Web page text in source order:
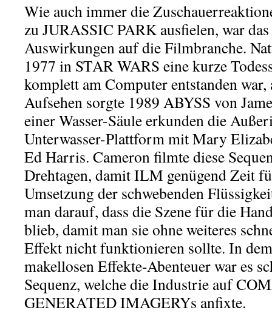
Wie auch immer die
zu JURASSIC PARK ausfielen, war
Auswirkungen auf die Filmbranche.
1977 in STAR WARS eine kurze
komplett am Computer entstanden
Aufsehen sorgte 1989 ABYSS von
einer Wasser-Säule erkunden die
Unterwasser-Plattform mit Mary
Ed Harris. Cameron filmte diese
Drehtagen, damit ILM genügend Zeit
Umsetzung der schwebenden
man darauf, dass die Szene für die
blieb, damit man sie ohne weiteres
Effekt nicht funktionieren sollte. In
makellosen Effekte-Abenteuer war es
Sequenz, welche die Industrie auf
GENERATED IMAGERYs anfixte.